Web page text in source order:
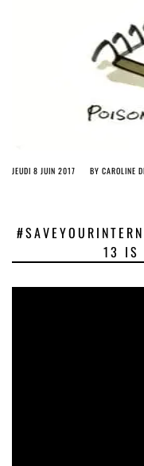
JEUDI 8 JUIN 2017 BY CAROLINE
13 IS